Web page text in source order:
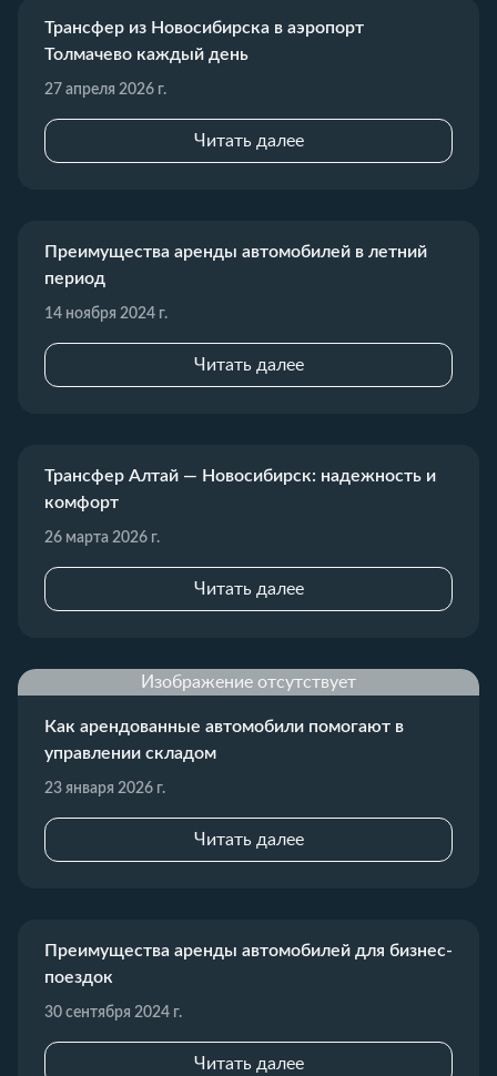
Трансфер из Новосибирска в аэропорт
Толмачево каждый день
27 апреля 2026 г.
Читать далее
Преимущества аренды автомобилей в летний
период
14 ноября 2024 г.
Читать далее
Трансфер Алтай — Новосибирск: надежность и
комфорт
26 марта 2026 г.
Читать далее
Изображение отсутствует
Как арендованные автомобили помогают в
управлении складом
23 января 2026 г.
Читать далее
Преимущества аренды автомобилей для бизнес-
поездок
30 сентября 2024 г.
Читать далее